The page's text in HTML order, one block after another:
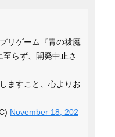
リゲーム『青の祓魔
らず、開発中止さ
ますこと、心よりお
November 18, 202